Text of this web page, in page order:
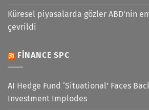
Küresel piyasalarda gözler ABD'nin
çevrildi
FINANCE SPC
AI Hedge Fund ‘Situational’ Faces
Investment Implodes